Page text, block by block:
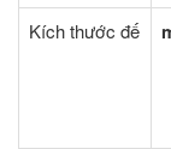
Kích thước đế